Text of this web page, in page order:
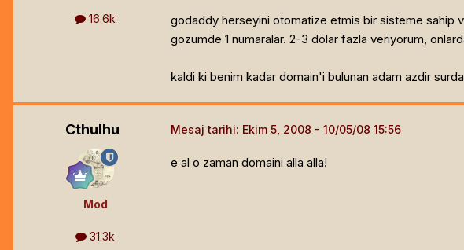
16.6k
godaddy herseyini otomatize etmis bir sisteme sahip
gozumde 1 numaralar. 2-3 dolar fazla veriyorum,
kaldi ki benim kadar domain'i bulunan adam azdir
Cthulhu
Mod
31.3k
Mesaj tarihi: Ekim 5, 2008
e al o zaman domaini alla alla!